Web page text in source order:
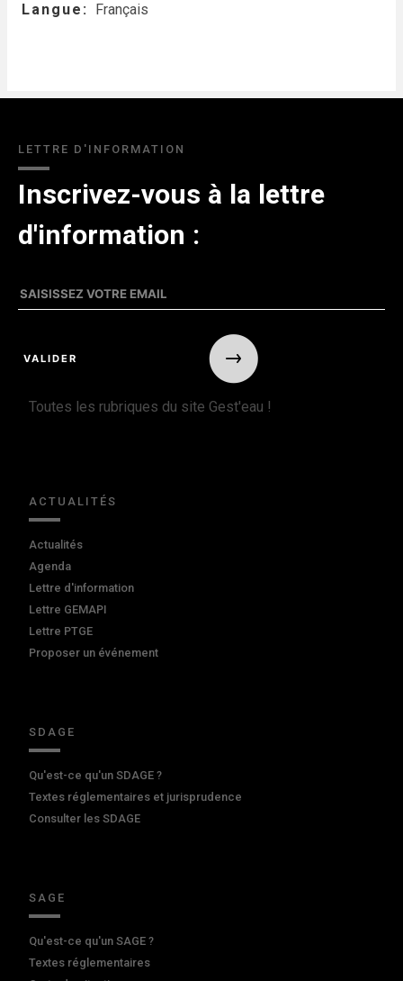
Langue Français
LETTRE D'INFORMATION
Inscrivez-vous à la lettre
d'information :
Toutes les rubriques du site Gest'eau !
ACTUALITÉS
Actualités
Agenda
Lettre d'information
Lettre GEMAPI
Lettre PTGE
Proposer un événement
SDAGE
Qu'est-ce qu'un SDAGE ?
Textes réglementaires et jurisprudence
Consulter les SDAGE
SAGE
Qu'est-ce qu'un SAGE ?
Textes réglementaires